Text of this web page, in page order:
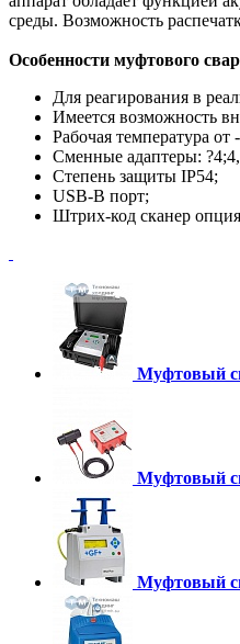
среды. Возможность
Особенности муфтового
Для реагирования в
Имеется возможность
Рабочая температура от
Сменные адаптеры:
Степень защиты IP54;
USB-B порт;
Штрих-код сканер
Муфтовый
Муфтовый
Муфтовый